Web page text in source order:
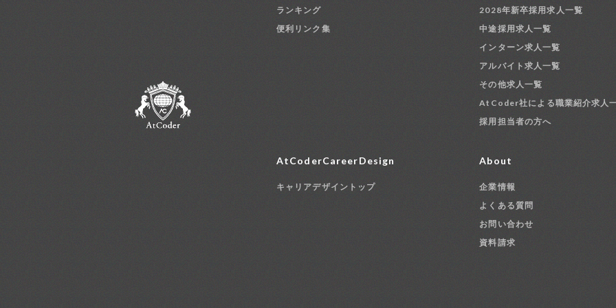
ランキング
便利リンク集
2028年新卒採用求人一覧
中途採用求人一覧
インターン求人一覧
アルバイト求人一覧
その他求人一覧
AtCoder社による職業紹介求人
採用担当者の方へ
AtCoderCareerDesign
キャリアデザイントップ
About
企業情報
よくある質問
お問い合わせ
資料請求